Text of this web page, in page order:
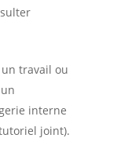
travail ou
interne
joint).